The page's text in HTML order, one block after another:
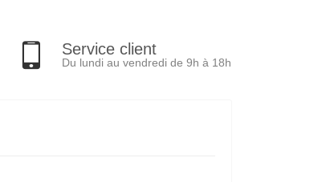
Service client
Du lundi au vendredi de 9h à 18h